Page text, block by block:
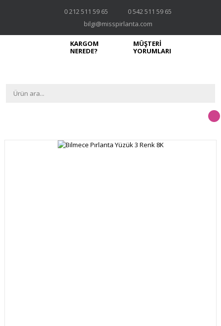
0 212 511 59 65
0 542 511 59 65
bilgi@misspirlanta.com
KARGOM
NEREDE?
MÜŞTERİ
YORUMLARI